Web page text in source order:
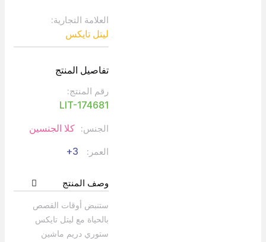
العلامة التجارية:
ليتل تايكس
تفاصيل المنتج
رقم المنتج:
LIT-174681
الجنس: كلا الجنسين
العمر: 3+
وصف المنتج
ستنبض أوقات القصص
بالحياة مع ليتل تايكس
ستوري دريم ماشين